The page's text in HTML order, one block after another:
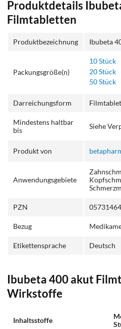
Produktdetails
Filmtabletten
Produktbezeichnung Ibubeta
Packungsgröße(n)
10 Stück
20 Stück
50 Stück
Darreichungsform
Mindestens haltbar
bis
Siehe
Produkt von
Anwendungsgebiete
PZN 05731464
Bezug
Etikettensprache Deutsch
Ibubeta 400 akut
Wirkstoffe
Inhaltsstoffe